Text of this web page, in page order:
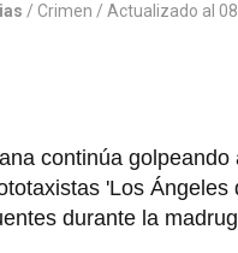
/ Crimen / Actualizado al
continúa
'Los
durante la